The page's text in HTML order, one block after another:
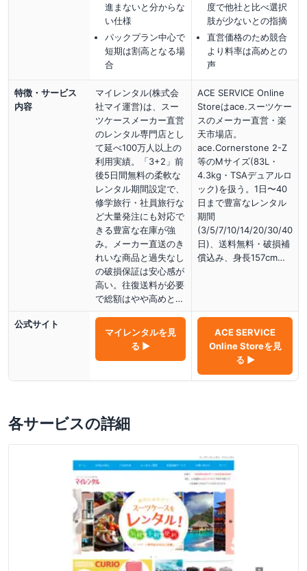
進まないと分からな
い仕様
パックプラン中心で
短期は割高となる場
合
度で他社と比べ選択
肢が少ないとの指摘
直営価格のため競合
より料率は高めとの
声
特徴・サービス
内容
マイレンタル(株式会
社マイ運営)は、スー
ツケースメーカー直営
のレンタル専門店とし
て延べ100万人以上の
利用実績。「3+2」前
後5日間無料の柔軟な
レンタル期間設定で、
修学旅行・社員旅行な
ど大量発注にも対応で
きる豊富な在庫が強
み。メーカー直送のき
れいな商品と過失なし
の破損保証は安心感が
高い。往復送料が必要
で総額はやや高めと…
ACE SERVICE Online
Storeはace.スーツケー
スのメーカー直営・楽
天市場店。
ace.Cornerstone 2-Z
等のMサイズ(83L・
4.3kg・TSAデュアルロ
ック)を扱う。1日〜40
日まで豊富なレンタル
期間
(3/5/7/10/14/20/30/40
日)、送料無料・破損補
償込み、身長157cm…
公式サイト
マイレンタルを見
る ▶
ACE SERVICE
Online Storeを見
る ▶
各サービスの詳細